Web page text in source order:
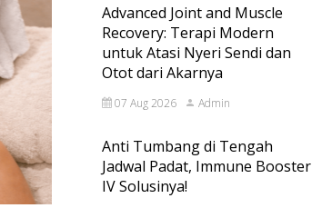
Advanced Joint and Muscle
Recovery: Terapi Modern
untuk Atasi Nyeri Sendi dan
Otot dari Akarnya
07 Aug 2026 Admin
Anti Tumbang di Tengah
Jadwal Padat, Immune Booster
IV Solusinya!